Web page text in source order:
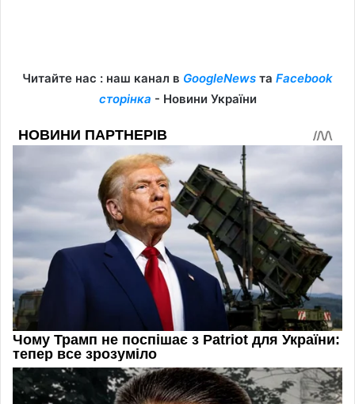
Читайте нас : наш канал в GoogleNews та Facebook
сторінка - Новини України